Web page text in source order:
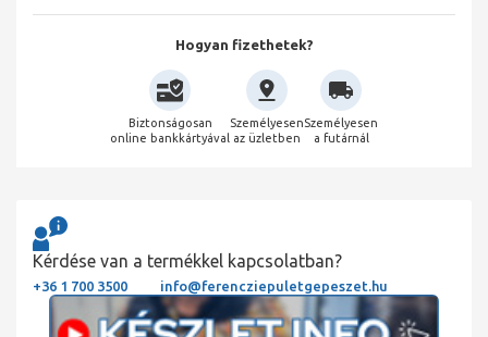
Hogyan fizethetek?
Biztonságosan
online bankkártyával
Személyesen
az üzletben
Személyesen
a futárnál
Kérdése van a termékkel kapcsolatban?
+36 1 700 3500 info@ferencziepuletgepeszet.hu